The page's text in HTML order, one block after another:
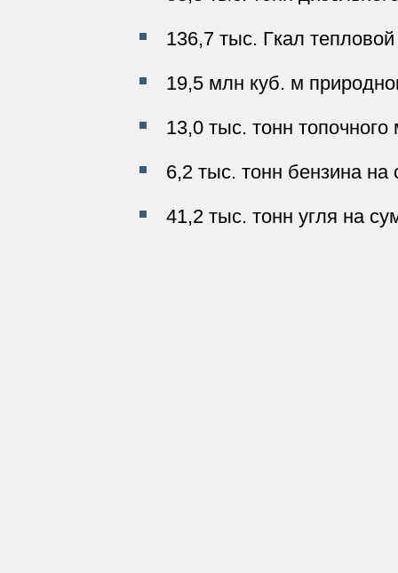
136,7 тыс. Гкал
19,5 млн куб. м
13,0 тыс. тонн
6,2 тыс. тонн бензина
41,2 тыс. тонн угля на